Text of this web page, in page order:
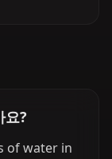
?
of water in